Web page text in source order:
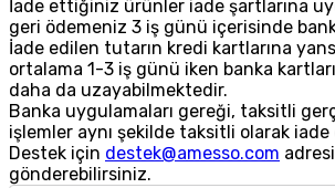
İade ettiğiniz ürünler iade şartlarına
geri ödemeniz 3 iş günü içerisinde
İade edilen tutarın kredi kartlarına
ortalama 1-3 iş günü iken banka
daha da uzayabilmektedir.
Banka uygulamaları gereği, taksitli
işlemler aynı şekilde taksitli olarak
Destek için destek@amesso.com
gönderebilirsiniz.